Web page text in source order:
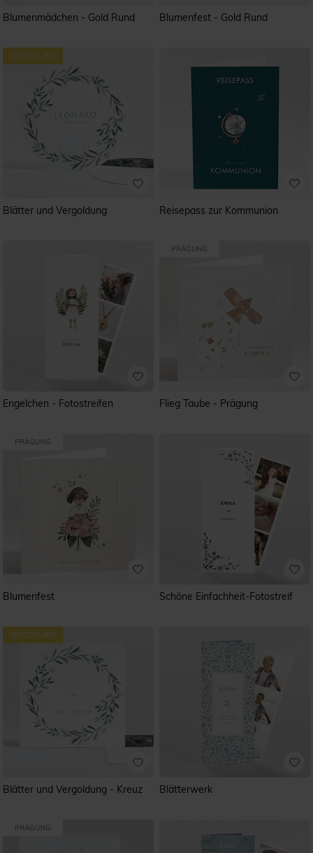
Blumenmädchen - Gold Rund Blumenfest - Gold Rund
Blätter und Vergoldung Reisepass zur Kommunion
Engelchen - Fotostreifen Flieg Taube - Prägung
Blumenfest Schöne Einfachheit-Fotostreif
Blätter und Vergoldung - Kreuz Blätterwerk